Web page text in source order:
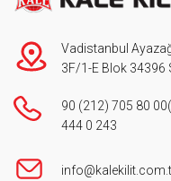
Vadistanbul
3F/1-E Blok 34396
90 (212) 705 80 00
444 0 243